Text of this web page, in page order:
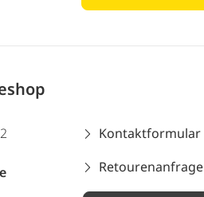
Kontaktformular
Retourenanfrage